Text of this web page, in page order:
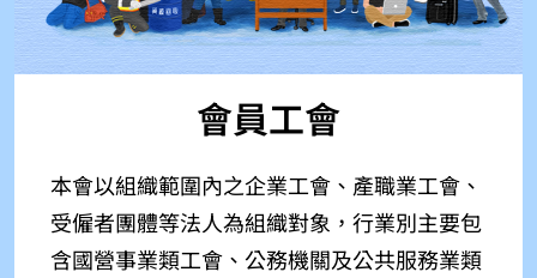
會員工會
本會以組織範圍內之企業工會、產職業工會、
受僱者團體等法人為組織對象，行業別主要包
含國營事業類工會、公務機關及公共服務業類